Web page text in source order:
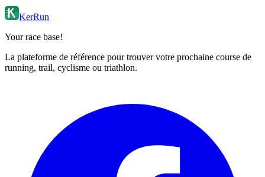
KerRun
Your race base!
La plateforme de référence pour trouver votre prochaine course de
running, trail, cyclisme ou triathlon.